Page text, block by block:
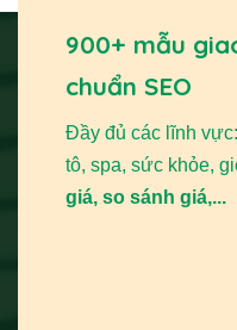
900+ mẫu
chuẩn SEO
Đầy đủ các lĩnh
tô, spa, sức khỏe,
giá, so sánh giá,...